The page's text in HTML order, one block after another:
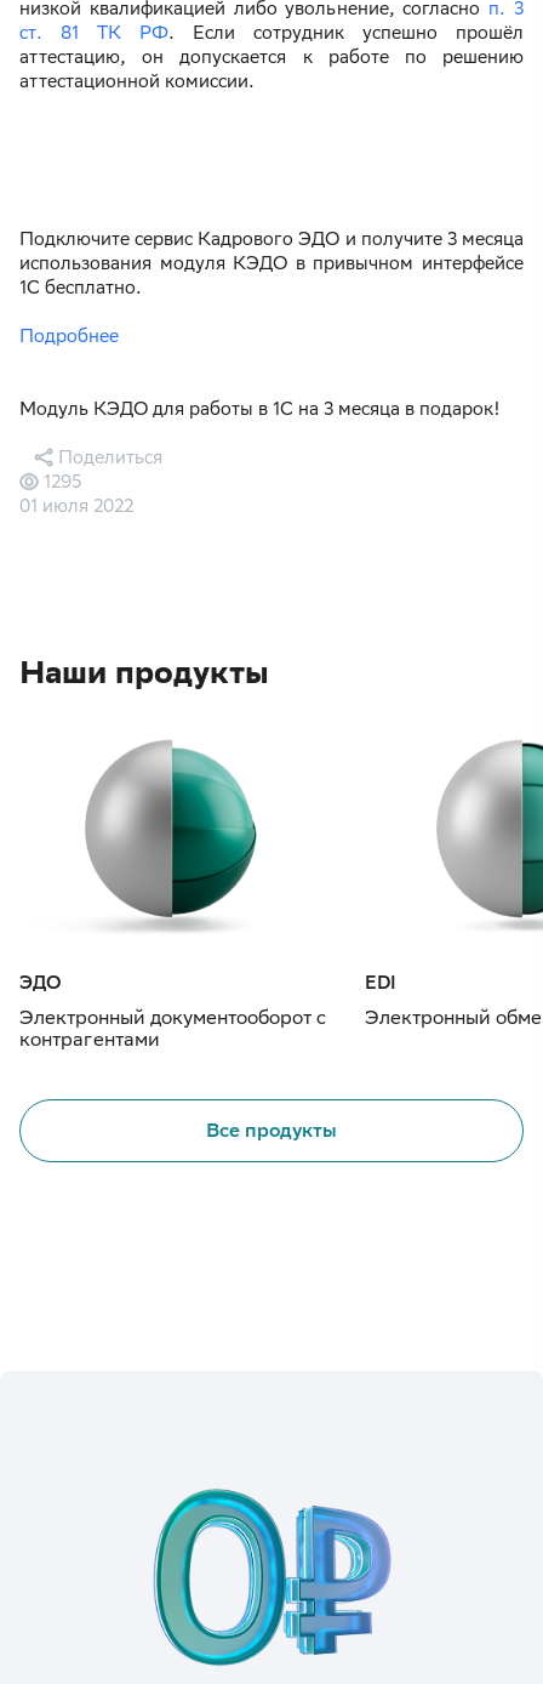
низкой квалификацией либо увольнение, согласно п. 3
ст. 81 ТК РФ. Если сотрудник успешно прошёл
аттестацию, он допускается к работе по решению
аттестационной комиссии.
Подключите сервис Кадрового ЭДО и получите 3 месяца
использования модуля КЭДО в привычном интерфейсе
1С бесплатно.
Подробнее
Модуль КЭДО для работы в 1С на 3 месяца в подарок!
01 июля 2022
1295
Поделиться
Наши продукты
ЭДО
Электронный документооборот с
контрагентами
EDI
Электронный
Все продукты